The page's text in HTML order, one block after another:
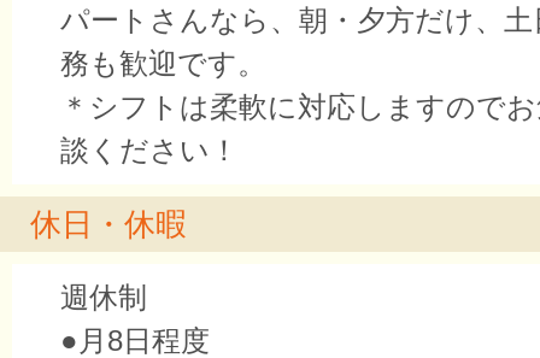
パートさんなら、朝・夕方だけ、
務も歓迎です。
＊シフトは柔軟に対応しますので
談ください！
休日・休暇
週休制
●月8日程度